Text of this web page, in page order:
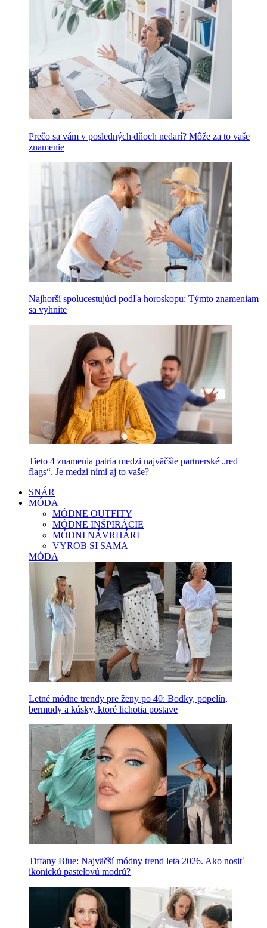
Prečo sa vám v posledných dňoch nedarí? Môže za to vaše
znamenie
Najhorší spolucestujúci podľa horoskopu: Týmto znameniam
sa vyhnite
Tieto 4 znamenia patria medzi najväčšie partnerské „red
flags“. Je medzi nimi aj to vaše?
SNÁR
MÓDA
MÓDNE OUTFITY
MÓDNE INŠPIRÁCIE
MÓDNI NÁVRHÁRI
VYROB SI SAMA
MÓDA
Letné módne trendy pre ženy po 40: Bodky, popelín,
bermudy a kúsky, ktoré lichotia postave
Tiffany Blue: Najväčší módny trend leta 2026. Ako nosiť
ikonickú pastelovú modrú?